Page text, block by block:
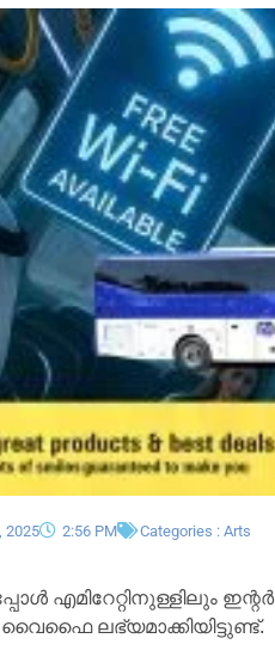
2025 2:56 PM Categories : Arts
എമിറേറ്റിനുള്ളിലും
ലഭ്യമാക്കിയിട്ടുണ്ട്.